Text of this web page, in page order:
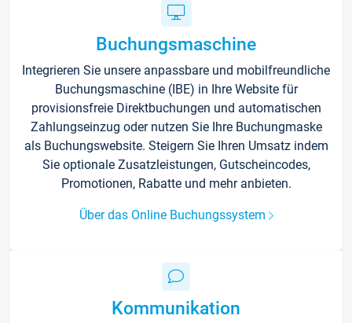
Buchungsmaschine
Integrieren Sie unsere anpassbare und mobilfreundliche
Buchungsmaschine (IBE) in Ihre Website für
provisionsfreie Direktbuchungen und automatischen
Zahlungseinzug oder nutzen Sie Ihre Buchungmaske
als Buchungswebsite. Steigern Sie Ihren Umsatz indem
Sie optionale Zusatzleistungen, Gutscheincodes,
Promotionen, Rabatte und mehr anbieten.
Über das Online Buchungssystem
Kommunikation